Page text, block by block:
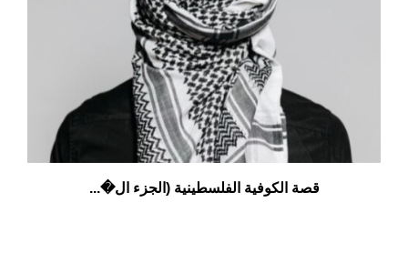
قصة الكوفية الفلسطينية (الجزء ال�...